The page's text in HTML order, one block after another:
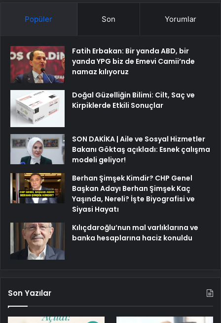
Popüler Son Yorumlar
Fatih Erbakan: Bir yanda ABD, bir
yanda YPG biz de Emevi Camii’nde
namaz kılıyoruz
Doğal Güzelliğin Bilimi: Cilt, Saç ve
Kirpiklerde Etkili Sonuçlar
SON DAKİKA | Aile ve Sosyal Hizmetler
Bakanı Göktaş açıkladı: Esnek çalışma
modeli geliyor!
Berhan Şimşek Kimdir? CHP Genel
Başkan Adayı Berhan Şimşek Kaç
Yaşında, Nereli? İşte Biyografisi ve
Siyasi Hayatı
Kılıçdaroğlu’nun mal varlıklarına ve
banka hesaplarına haciz konuldu
Son Yazılar